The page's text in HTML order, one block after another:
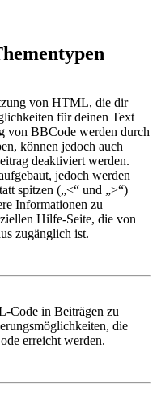
von HTML, die dir
für deinen Text
von BBCode werden durch
können jedoch auch
deaktiviert werden.
jedoch werden
spitzen („<“ und „>“)
Informationen zu
Hilfe-Seite, die von
zugänglich ist.
Code in Beiträgen zu
die
erreicht werden.